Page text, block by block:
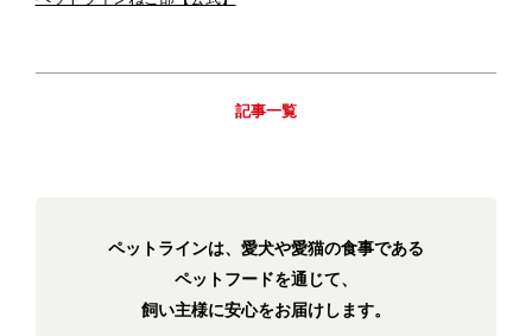
記事一覧
ペットラインは、愛犬や愛猫の食事である
ペットフードを通じて、
飼い主様に安心をお届けします。